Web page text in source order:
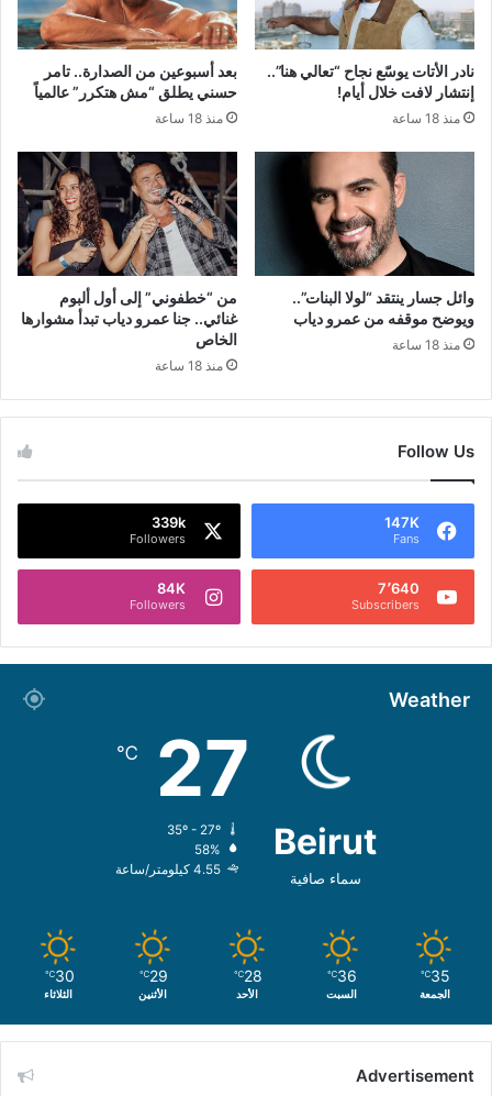
نادر الأتات يوسّع نجاح “تعالي هنا”..
إنتشار لافت خلال أيام!
منذ 18 ساعة
بعد أسبوعين من الصدارة.. تامر
حسني يطلق “مش هتكرر” عالمياً
منذ 18 ساعة
وائل جسار ينتقد “لولا البنات”..
ويوضح موقفه من عمرو دياب
منذ 18 ساعة
من “خطفوني” إلى أول ألبوم
غنائي.. جنا عمرو دياب تبدأ مشوارها
الخاص
منذ 18 ساعة
Follow Us
147K
Fans
339k
Followers
7٬640
Subscribers
84K
Followers
Weather
Beirut
سماء صافية
27
℃
58%
4.55 كيلومتر/ساعة
35
℃
الجمعة
36
℃
السبت
28
℃
الأحد
29
℃
الأثنين
30
℃
الثلاثاء
Advertisement